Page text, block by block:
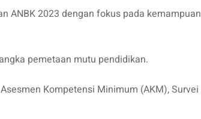
ANBK 2023 dengan fokus pada kemampuan
pemetaan mutu pendidikan.
Kompetensi Minimum (AKM), Survei